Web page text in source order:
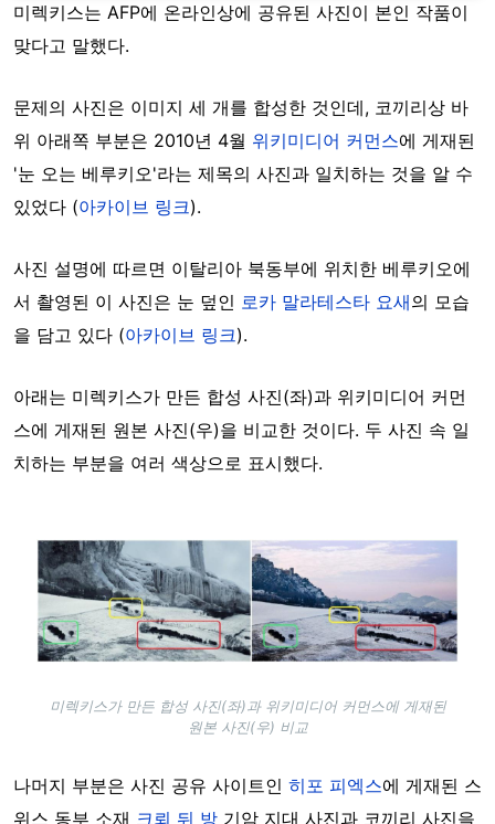
미렉키스는 AFP에 온라인상에 공유된 사진이 본인 작품이
맞다고 말했다.
문제의 사진은 이미지 세 개를 합성한 것인데, 코끼리상 바
위 아래쪽 부분은 2010년 4월 위키미디어 커먼스에 게재된
'눈 오는 베루키오'라는 제목의 사진과 일치하는 것을 알 수
있었다 (아카이브 링크).
사진 설명에 따르면 이탈리아 북동부에 위치한 베루키오에
서 촬영된 이 사진은 눈 덮인 로카 말라테스타 요새의 모습
을 담고 있다 (아카이브 링크).
아래는 미렉키스가 만든 합성 사진(좌)과 위키미디어 커먼
스에 게재된 원본 사진(우)을 비교한 것이다. 두 사진 속 일
치하는 부분을 여러 색상으로 표시했다.
Image
미렉키스가 만든 합성 사진(좌)과 위키미디어 커먼스에 게재된
원본 사진(우) 비교
나머지 부분은 사진 공유 사이트인 히포 피엑스에 게재된 스
위스 동부 소재 크뢰 뒤 방 기암 지대 사진과 코끼리 사진을